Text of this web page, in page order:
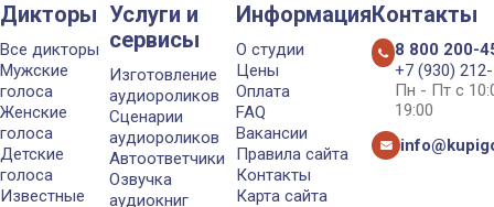
Дикторы
Все дикторы
Мужские
голоса
Женские
голоса
Детские
голоса
Известные
Услуги и
сервисы
Изготовление
аудиороликов
Сценарии
аудиороликов
Автоответчики
Озвучка
аудиокниг
Информация
О студии
Цены
Оплата
FAQ
Вакансии
Правила сайта
Контакты
Карта сайта
Контакты
8 800 200-
+7 (930)
Пн - Пт с
19:00